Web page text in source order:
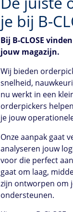
je bij B-
Bij B-CLOSE
jouw magazijn.
Wij bieden
snelheid,
nu werkt in een
orderpickers
je jouw
Onze aanpak gaat
analyseren jouw
voor die perfect
gaat om laag,
zijn ontworpen om
ondersteunen.